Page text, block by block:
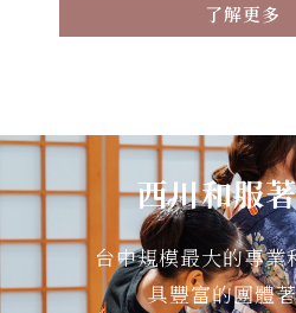
了解更多
西川和服著
台中規模最大的專
具豐富的團體